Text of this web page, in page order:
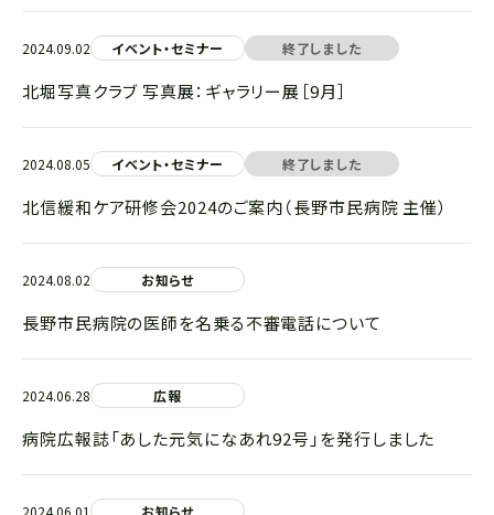
2024.09.02 イベント・セミナー 終了しました
北堀写真クラブ 写真展：ギャラリー展［9月］
2024.08.05 イベント・セミナー 終了しました
北信緩和ケア研修会2024のご案内（長野市民病院 主催）
2024.08.02 お知らせ
長野市民病院の医師を名乗る不審電話について
2024.06.28 広報
病院広報誌「あした元気になあれ92号」を発行しました
2024.06.01 お知らせ